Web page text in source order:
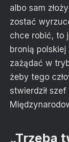
albo sam
zostać
chce robić, to
bronią
zażądać w
żeby tego
stwierdził
„Trzeba